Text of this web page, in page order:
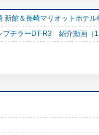
新館＆長崎マリオットホテル
プチラーDT-R3 紹介動画（